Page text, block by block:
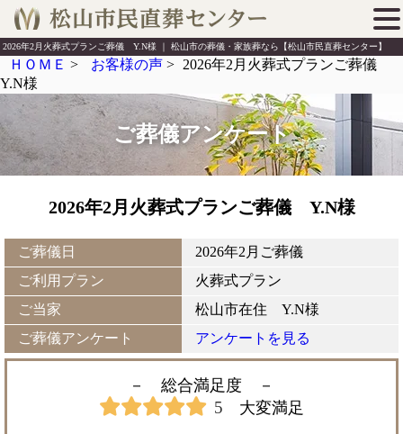
2026年2月火葬式プランご葬儀 Y.N様 ｜ 松山市の葬儀・家族葬なら【松山市民直葬センター】
ＨＯＭＥ > お客様の声 > 2026年2月火葬式プランご葬儀
Y.N様
ご葬儀アンケート
2026年2月火葬式プランご葬儀 Y.N様
ご葬儀日
2026年2月ご葬儀
ご利用プラン
火葬式プラン
ご当家
松山市在住 Y.N様
ご葬儀アンケート
アンケートを見る
－ 総合満足度 －
5 大変満足